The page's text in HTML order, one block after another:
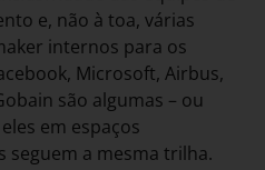
e, não à toa, várias
internos para os
Microsoft, Airbus,
são algumas – ou
em espaços
seguem a mesma trilha.